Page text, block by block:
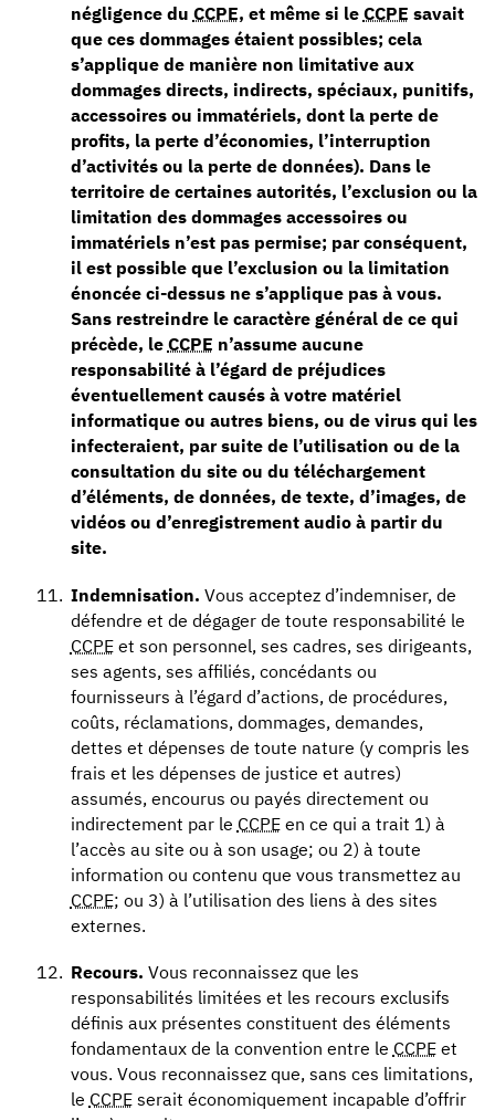
négligence du CCPE, et même si le CCPE savait
que ces dommages étaient possibles; cela
s’applique de manière non limitative aux
dommages directs, indirects, spéciaux, punitifs,
accessoires ou immatériels, dont la perte de
profits, la perte d’économies, l’interruption
d’activités ou la perte de données). Dans le
territoire de certaines autorités, l’exclusion ou la
limitation des dommages accessoires ou
immatériels n’est pas permise; par conséquent,
il est possible que l’exclusion ou la limitation
énoncée ci-dessus ne s’applique pas à vous.
Sans restreindre le caractère général de ce qui
précède, le CCPE n’assume aucune
responsabilité à l’égard de préjudices
éventuellement causés à votre matériel
informatique ou autres biens, ou de virus qui les
infecteraient, par suite de l’utilisation ou de la
consultation du site ou du téléchargement
d’éléments, de données, de texte, d’images, de
vidéos ou d’enregistrement audio à partir du
site.
Indemnisation. Vous acceptez d’indemniser, de
défendre et de dégager de toute responsabilité le
CCPEet son personnel, ses cadres, ses dirigeants,
ses agents, ses affiliés, concédants ou
fournisseurs à l’égard d’actions, de procédures,
coûts, réclamations, dommages, demandes,
dettes et dépenses de toute nature (y compris les
frais et les dépenses de justice et autres)
assumés, encourus ou payés directement ou
indirectement par le CCPEen ce qui a trait 1) à
l’accès au site ou à son usage; ou 2) à toute
information ou contenu que vous transmettez au
CCPE; ou 3) à l’utilisation des liens à des sites
externes.
Recours. Vous reconnaissez que les
responsabilités limitées et les recours exclusifs
définis aux présentes constituent des éléments
fondamentaux de la convention entre le CCPEet
vous. Vous reconnaissez que, sans ces limitations,
le CCPEserait économiquement incapable d’offrir